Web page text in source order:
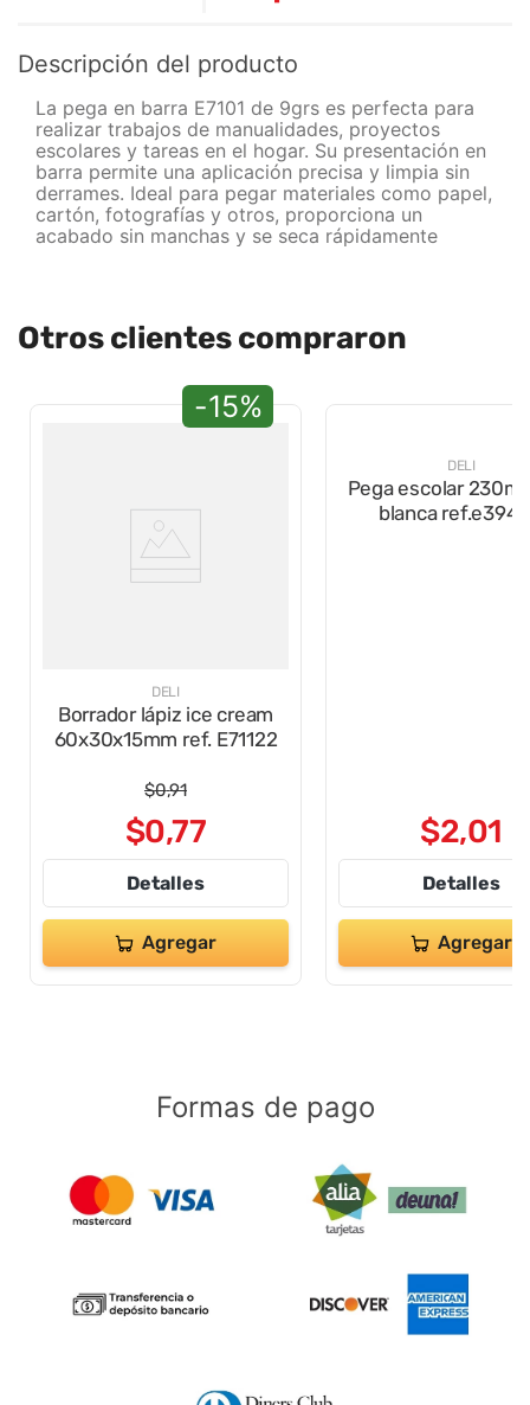
Descripción del producto
La pega en barra E7101 de 9grs es perfecta para
realizar trabajos de manualidades, proyectos
escolares y tareas en el hogar. Su presentación en
barra permite una aplicación precisa y limpia sin
derrames. Ideal para pegar materiales como papel,
cartón, fotografías y otros, proporciona un
acabado sin manchas y se seca rápidamente
Otros clientes compraron
-15%
DELI
Borrador lápiz ice cream
60x30x15mm ref. E71122
$0,91
$0,77
Detalles
Agregar
$2,01
Detalles
Agregar
Formas de pago